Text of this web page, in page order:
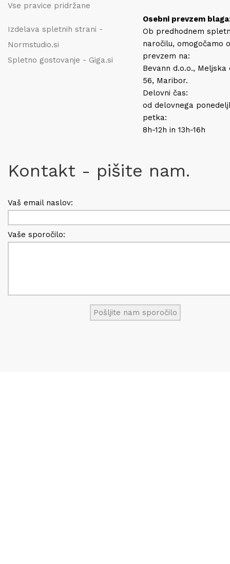
Vse pravice pridržane
Izdelava spletnih strani -
Normstudio.si
Spletno gostovanje - Giga.si
Osebni prevzem
Ob predhodnem
naročilu, omogočamo
prevzem na:
Bevann d.o.o., Meljska
56, Maribor.
Delovni čas:
od delovnega
petka:
8h-12h in 13h-16h
Kontakt - pišite nam.
Vaš email naslov:
Vaše sporočilo: